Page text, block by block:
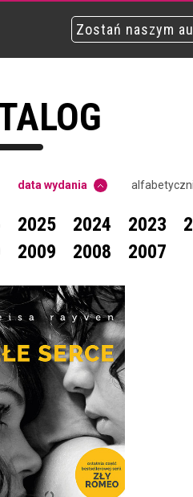
Zostań naszym
data wydania
2025 2024 2023
2009 2008 2007
ZŁE SERCE
LEISA RAYVEN
OPRAWA MIĘKKA
36,90 ZŁ